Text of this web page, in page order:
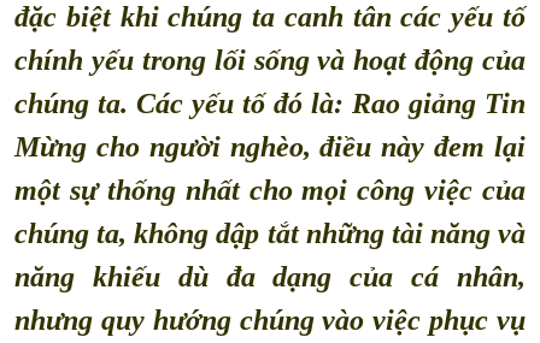
đặc biệt khi chúng ta canh tân các yếu tố
chính yếu trong lối sống và hoạt động của
chúng ta. Các yếu tố đó là: Rao giảng Tin
Mừng cho người nghèo, điều này đem lại
một sự thống nhất cho mọi công việc của
chúng ta, không dập tắt những tài năng và
năng khiếu dù đa dạng của cá nhân,
nhưng quy hướng chúng vào việc phục vụ